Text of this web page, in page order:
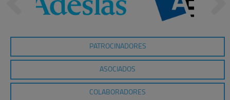
PATROCINADORES
ASOCIADOS
COLABORADORES